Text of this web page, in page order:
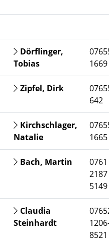
Dörflinger,
Tobias
1669
Zipfel, Dirk
642
Kirchschlager,
Natalie
1665
Bach, Martin
2187
5149
Claudia
Steinhardt
8521